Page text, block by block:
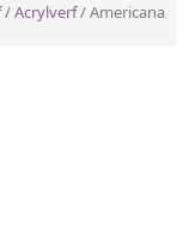
/Acrylverf/ Americana